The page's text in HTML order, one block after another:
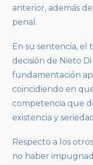
anterior, además
penal.
En su sentencia,
decisión de Nieto
fundamentación
coincidiendo en
competencia que
existencia y
Respecto a los
no haber